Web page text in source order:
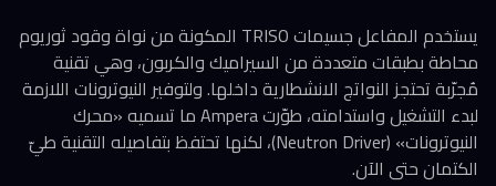
يستخدم المفاعل جسيمات TRISO المكونة من نواة وقود ثوريوم
محاطة بطبقات متعددة من السيراميك والكربون، وهي تقنية
مُجرّبة تحتجز النواتج الانشطارية داخلها. ولتوفير النيوترونات اللازمة
لبدء التشغيل واستدامته، طوّرت Ampera ما تسميه «محرك
النيوترونات» (Neutron Driver)، لكنها تحتفظ بتفاصيله التقنية طيّ
الكتمان حتى الآن.